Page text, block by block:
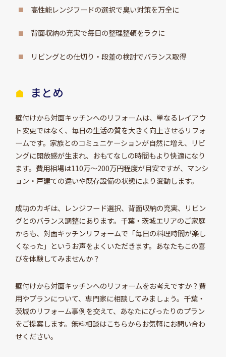
高性能レンジフードの選択で臭い対策を万全に
背面収納の充実で毎日の整理整頓をラクに
リビングとの仕切り・段差の検討でバランス取得
まとめ
壁付けから対面キッチンへのリフォームは、単なるレイアウ
ト変更ではなく、毎日の生活の質を大きく向上させるリフォ
ームです。家族とのコミュニケーションが自然に増え、リビ
ングに開放感が生まれ、おもてなしの時間もより快適になり
ます。費用相場は110万～200万円程度が目安ですが、マンシ
ョン・戸建ての違いや既存設備の状態により変動します。
成功のカギは、レンジフード選択、背面収納の充実、リビン
グとのバランス調整にあります。千葉・茨城エリアのご家庭
からも、対面キッチンリフォームで「毎日の料理時間が楽し
くなった」というお声をよくいただきます。あなたもこの喜
びを体験してみませんか？
壁付けから対面キッチンへのリフォームをお考えですか？費
用やプランについて、専門家に相談してみましょう。千葉・
茨城のリフォーム事例を交えて、あなたにぴったりのプラン
をご提案します。無料相談はこちらからお気軽にお問い合わ
せください。